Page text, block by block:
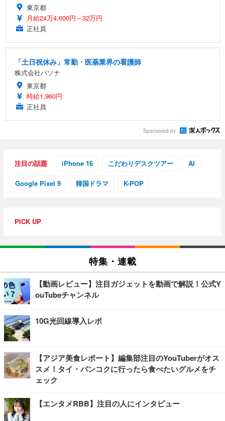
東京都
月給24万4,600円～32万円
正社員
「土日祝休み」常勤・医薬業界の看護師
株式会社パソナ
東京都
時給1,960円
正社員
Sponsored by
注目の話題 iPhone 16 こだわりデスクツアー AI
Google Pixel 9 韓国ドラマ K-POP
PICK UP
特集・連載
【動画レビュー】注目ガジェットを動画で解説！公式Y
ouTubeチャンネル
10G光回線導入レポ
【アジア美食レポート】編集部注目のYouTuberがオス
スメ！タイ・バンコクに行ったら食べたいグルメをチ
ェック
【エンタメRBB】注目の人にインタビュー